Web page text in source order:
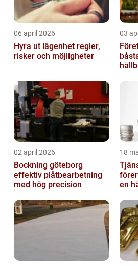
06 april 2026
Hyra ut lägenhet regler,
risker och möjligheter
03
båstad
02 april 2026
Bockning göteborg
effektiv plåtbearbetning
med hög precision
18
en